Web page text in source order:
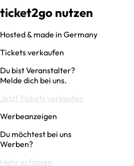
ticket2go nutzen
Hosted & made in Germany
Tickets verkaufen
Du bist Veranstalter?
Melde dich bei uns.
Jetzt Tickets verkaufen
Werbeanzeigen
Du möchtest bei uns
Werben?
Mehr erfahren